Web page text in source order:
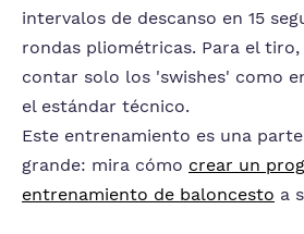
intervalos de descanso en 15
rondas pliométricas. Para el
contar solo los 'swishes' como
el estándar técnico.
Este entrenamiento es una
grande: mira cómo crear un
entrenamiento de baloncesto a